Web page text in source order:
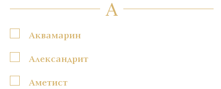
А
Аквамарин
Александрит
Аметист